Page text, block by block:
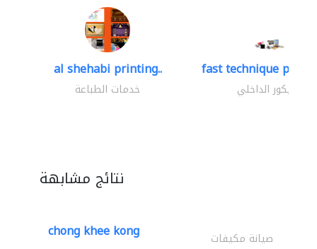
al shehabi printing..
خدمات الطباعة
fast technique pre-
الديكور الداخلي
نتائج مشابهة
chong khee kong صيانة مكيفات